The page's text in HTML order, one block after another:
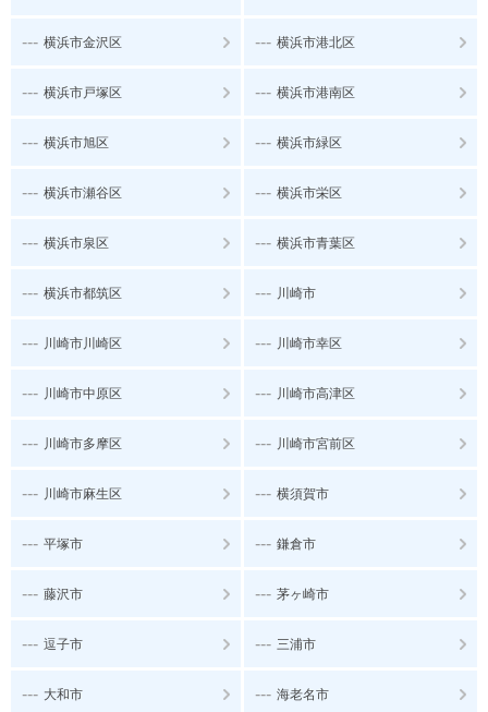
--- 横浜市金沢区 --- 横浜市港北区
--- 横浜市戸塚区 --- 横浜市港南区
--- 横浜市旭区 --- 横浜市緑区
--- 横浜市瀬谷区 --- 横浜市栄区
--- 横浜市泉区 --- 横浜市青葉区
--- 横浜市都筑区 --- 川崎市
--- 川崎市川崎区 --- 川崎市幸区
--- 川崎市中原区 --- 川崎市高津区
--- 川崎市多摩区 --- 川崎市宮前区
--- 川崎市麻生区 --- 横須賀市
--- 平塚市 --- 鎌倉市
--- 藤沢市 --- 茅ヶ崎市
--- 逗子市 --- 三浦市
--- 大和市 --- 海老名市